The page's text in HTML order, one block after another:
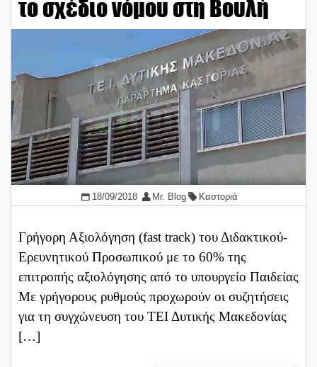
το σχέδιο νόμου στη Βουλή
18/09/2018 Mr. Blog Καστοριά
Γρήγορη Αξιολόγηση (fast track) του Διδακτικού-
Ερευνητικού Προσωπικού με το 60% της
επιτροπής αξιολόγησης από το υπουργείο Παιδείας
Με γρήγορους ρυθμούς προχωρούν οι συζητήσεις
για τη συγχώνευση του ΤΕΙ Δυτικής Μακεδονίας
[…]